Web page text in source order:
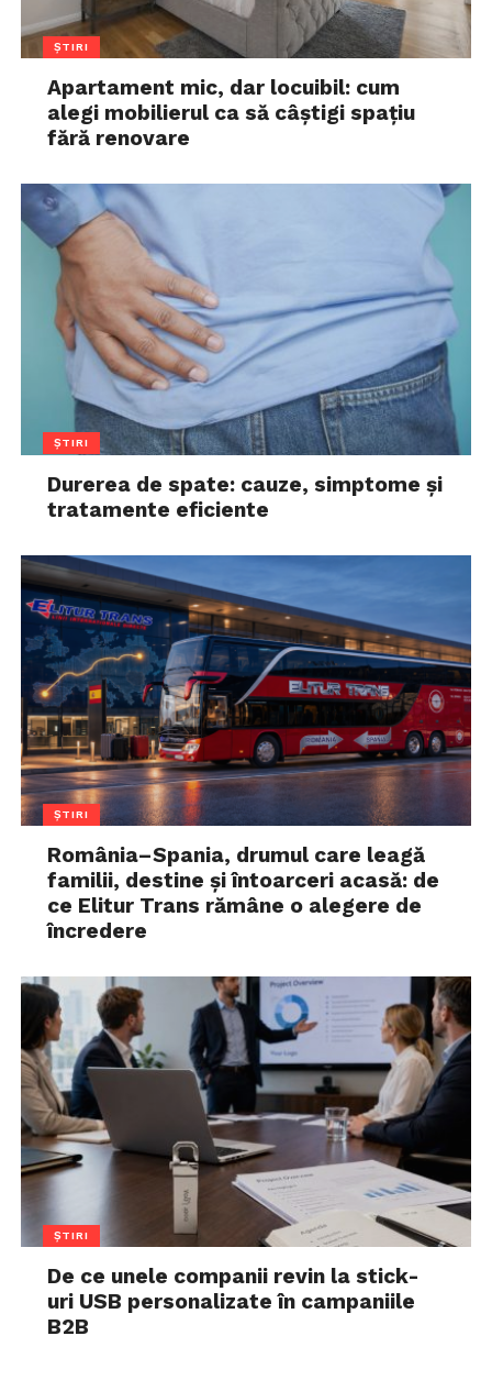
ȘTIRI
Apartament mic, dar locuibil: cum
alegi mobilierul ca să câștigi spațiu
fără renovare
ȘTIRI
Durerea de spate: cauze, simptome și
tratamente eficiente
ȘTIRI
România–Spania, drumul care leagă
familii, destine și întoarceri acasă: de
ce Elitur Trans rămâne o alegere de
încredere
ȘTIRI
De ce unele companii revin la stick-
uri USB personalizate în campaniile
B2B